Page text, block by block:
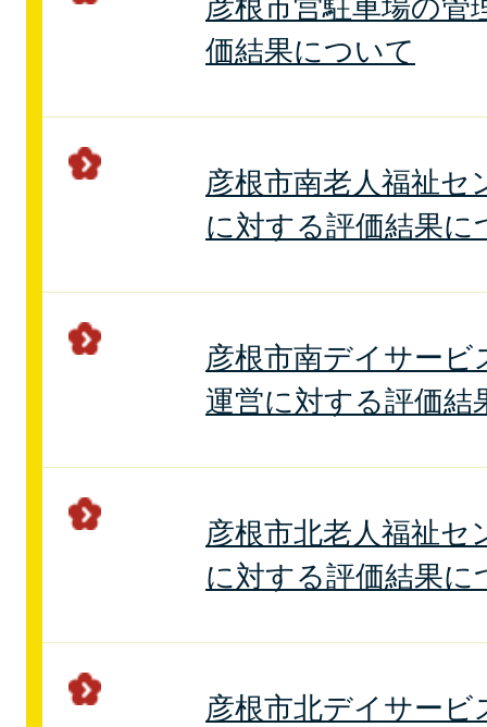
価結果について
彦根市南老人福祉セ
に対する評価結果に
彦根市南デイサー
運営に対する評価結
彦根市北老人福祉セ
に対する評価結果に
彦根市北デイサー